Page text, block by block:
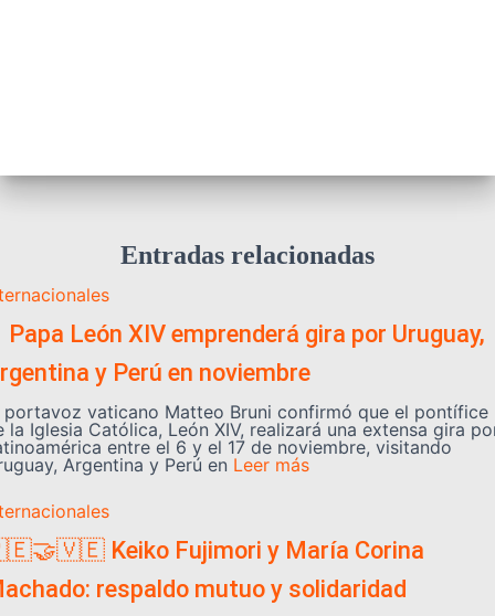
Entradas relacionadas
León XIV emprenderá gira por Uruguay,
y Perú en noviembre
portavoz vaticano Matteo Bruni confirmó que el pontífice
la Iglesia Católica, León XIV, realizará una extensa gira
entre el 6 y el 17 de noviembre, visitando
Argentina y Perú en Leer más
Keiko Fujimori y María Corina
respaldo mutuo y solidaridad